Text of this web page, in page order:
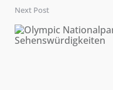
Next Post